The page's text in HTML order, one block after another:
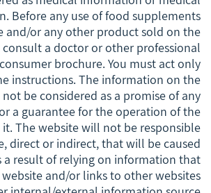
Before any use of food supplements
and/or any other product sold on the
a doctor or other professional
brochure. You must act only
instructions. The information on the
be considered as a promise of any
a guarantee for the operation of the
The website will not be responsible
direct or indirect, that will be caused
a result of relying on information that
and/or links to other websites